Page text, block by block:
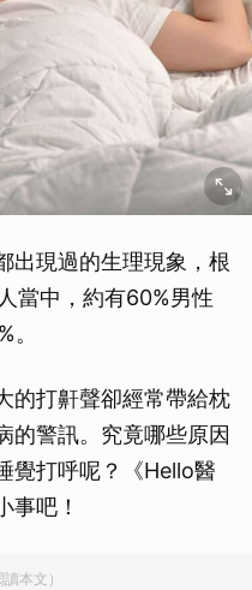
出現過的生理現象，根
當中，約有60%男性
的打鼾聲卻經常帶給枕
的警訊。究竟哪些原因
覺打呼呢？《Hello醫
事吧！
本文）